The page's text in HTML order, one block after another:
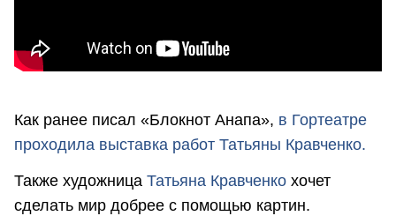
Как ранее писал «Блокнот Анапа», в Гортеатре
проходила выставка работ Татьяны Кравченко.
Также художница Татьяна Кравченко хочет
сделать мир добрее с помощью картин.